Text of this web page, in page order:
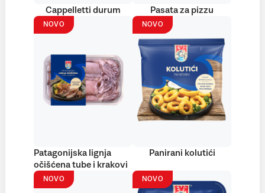
Cappelletti durum Pasata za pizzu
NOVO
Patagonijska lignja
očišćena tube i krakovi
NOVO
Panirani kolutići
NOVO NOVO